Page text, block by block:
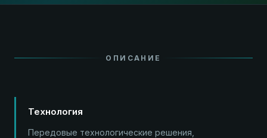
ОПИСАНИЕ
Технология
Передовые технологические решения,